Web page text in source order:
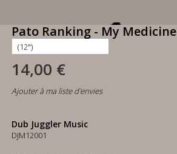
Pato Ranking - My Medicine
14,00 €
Ajouter à ma liste d'envies
Dub Juggler Music
DJM12001